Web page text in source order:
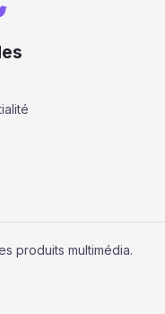
produits multimédia.